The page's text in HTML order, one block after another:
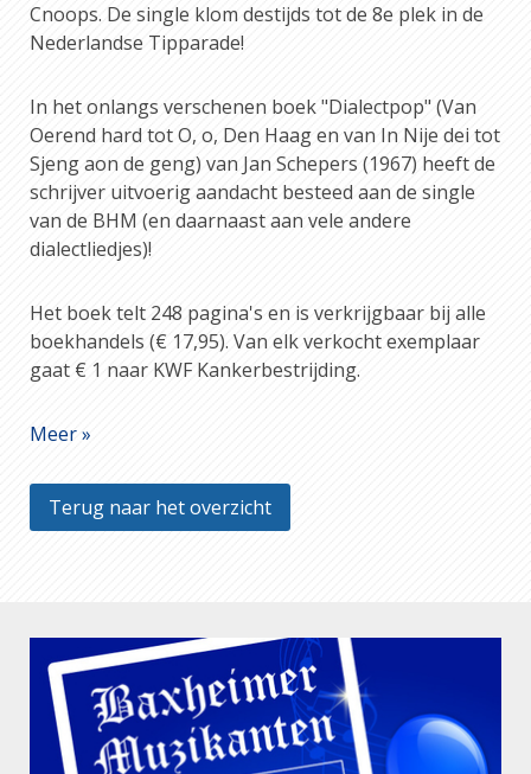
Cnoops. De single klom destijds tot de 8e plek in de
Nederlandse Tipparade!
In het onlangs verschenen boek "Dialectpop" (Van
Oerend hard tot O, o, Den Haag en van In Nije dei tot
Sjeng aon de geng) van Jan Schepers (1967) heeft de
schrijver uitvoerig aandacht besteed aan de single
van de BHM (en daarnaast aan vele andere
dialectliedjes)!
Het boek telt 248 pagina's en is verkrijgbaar bij alle
boekhandels (€ 17,95). Van elk verkocht exemplaar
gaat € 1 naar KWF Kankerbestrijding.
Meer »
Terug naar het overzicht